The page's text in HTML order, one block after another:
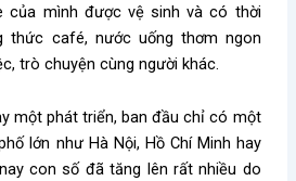
của mình được vệ sinh và có thời
thức café, nước uống thơm ngon
trò chuyện cùng người khác.
một phát triển, ban đầu chỉ có một
lớn như Hà Nội, Hồ Chí Minh hay
con số đã tăng lên rất nhiều do